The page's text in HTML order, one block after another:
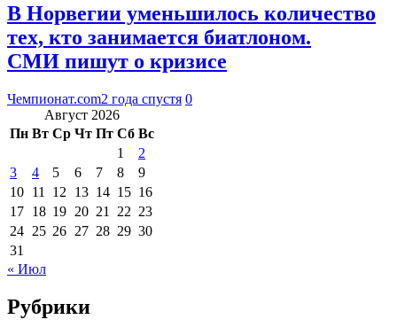
В Норвегии уменьшилось количество
тех, кто занимается биатлоном.
СМИ пишут о кризисе
Чемпионат.com2 года спустя 0
Август 2026
Пн Вт Ср Чт Пт Сб Вс
1
2
3
4 5 6 7 8
9
10 11 12 13 14 15 16
17 18 19 20 21 22 23
24 25 26 27 28 29 30
31
« Июл
Рубрики